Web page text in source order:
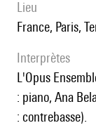
lieu
France, Paris,
interprètes
l'Opus Ensemble (Bruno Pizzamiglio : hautbois, Olga Prats
: piano, Ana
: contrebasse).